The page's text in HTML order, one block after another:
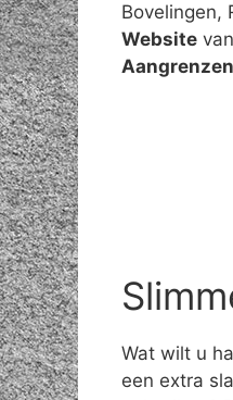
Bovelingen,
Website
Wat wilt u
een extra